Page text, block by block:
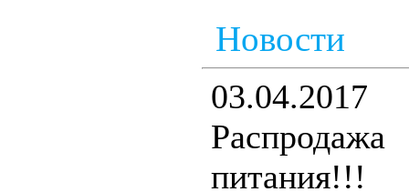
Новости
03.04.2017
питания!!!